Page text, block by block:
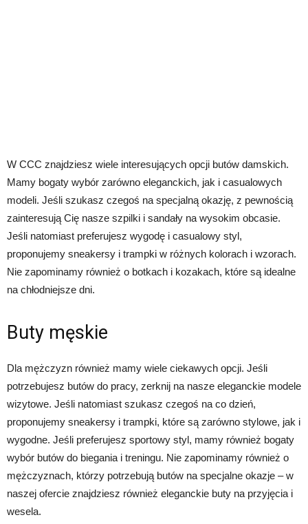
W CCC znajdziesz wiele interesujących opcji butów damskich.
Mamy bogaty wybór zarówno eleganckich, jak i casualowych
modeli. Jeśli szukasz czegoś na specjalną okazję, z pewnością
zainteresują Cię nasze szpilki i sandały na wysokim obcasie.
Jeśli natomiast preferujesz wygodę i casualowy styl,
proponujemy sneakersy i trampki w różnych kolorach i wzorach.
Nie zapominamy również o botkach i kozakach, które są idealne
na chłodniejsze dni.
Buty męskie
Dla mężczyzn również mamy wiele ciekawych opcji. Jeśli
potrzebujesz butów do pracy, zerknij na nasze eleganckie modele
wizytowe. Jeśli natomiast szukasz czegoś na co dzień,
proponujemy sneakersy i trampki, które są zarówno stylowe, jak i
wygodne. Jeśli preferujesz sportowy styl, mamy również bogaty
wybór butów do biegania i treningu. Nie zapominamy również o
mężczyznach, którzy potrzebują butów na specjalne okazje – w
naszej ofercie znajdziesz również eleganckie buty na przyjęcia i
wesela.